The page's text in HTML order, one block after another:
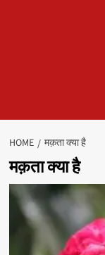
HOME मक़ता क्या है
मक़ता क्या है